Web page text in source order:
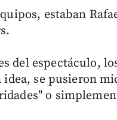
estaban
del espectáculo,
se pusieron
o